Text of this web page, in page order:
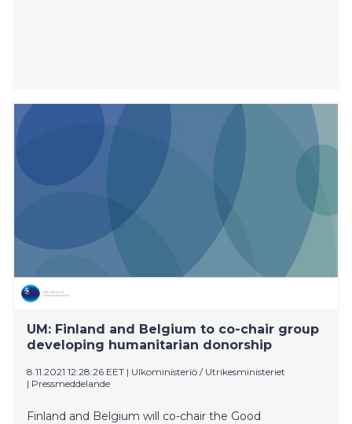
UM: Finland and Belgium to co-chair group
developing humanitarian donorship
8.11.2021 12:28:26 EET | Ulkoministeriö / Utrikesministeriet
| Pressmeddelande
Finland and Belgium will co-chair the Good